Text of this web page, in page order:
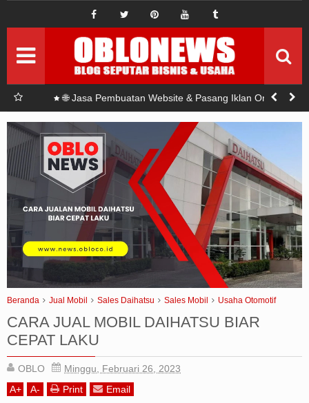
di
🌐 Jasa Pembuatan Website & Pasang Iklan Online
untuk Usaha Jasa Sumur Bor
Beranda Jual Mobil Sales Daihatsu Sales Mobil Usaha Otomotif
CARA JUAL MOBIL DAIHATSU BIAR
CEPAT LAKU
OBLO
Minggu, Februari 26, 2023
A+ A- Print Email
ide bisnis baru
Pemasaran Setrategi Pemasaran
Permodalan Seputar modal
Investasi Seputar Investasi
Sponsord Artikel Sponsord
Privacy Policy
Terms Of Use
Iklan
Sitemap